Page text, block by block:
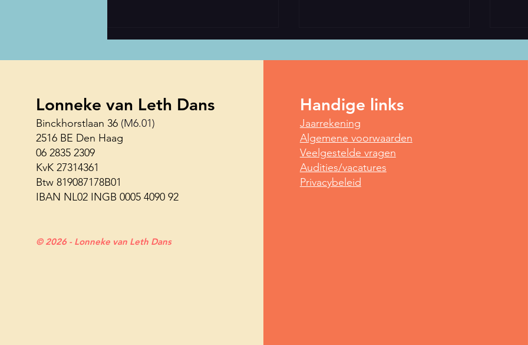
Haagse Shuffle Challenge 26
Yoga voor vroege vogels
Lonneke van Leth Dans
Binckhorstlaan 36 (M6.01)
2516 BE Den Haag
06 2835 2309
KvK 27314361
Btw 819087178B01
IBAN NL02 INGB 0005 4090 92
© 2026 - Lonneke van Leth Dans
Handige links
Jaarrekening
Algemene voorwaarden
Veelgestelde vragen
Audities/vacatures
Privacybeleid